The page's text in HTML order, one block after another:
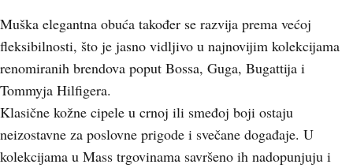
Muška elegantna obuća također se razvija prema većoj
fleksibilnosti, što je jasno vidljivo u najnovijim kolekcijama
renomiranih brendova poput Bossa, Guga, Bugattija i
Tommyja Hilfigera.
Klasične kožne cipele u crnoj ili smeđoj boji ostaju
neizostavne za poslovne prigode i svečane događaje. U
kolekcijama u Mass trgovinama savršeno ih nadopunjuju i